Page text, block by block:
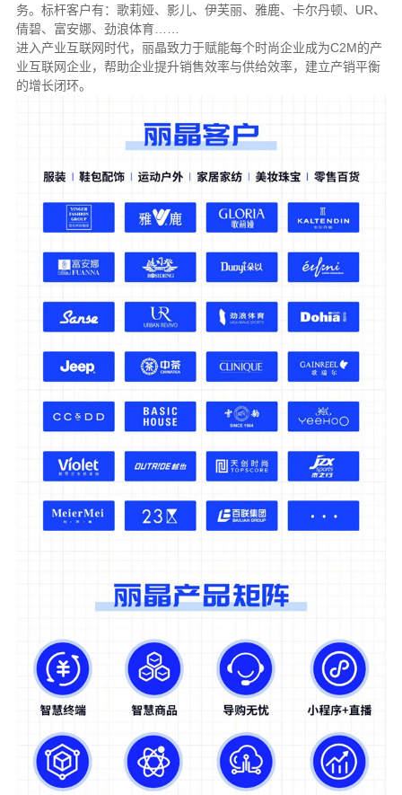
务。标杆客户有：歌莉娅、影儿、伊芙丽、雅鹿、卡尔丹顿、UR、
倩碧、富安娜、劲浪体育……
进入产业互联网时代，丽晶致力于赋能每个时尚企业成为C2M的产
业互联网企业，帮助企业提升销售效率与供给效率，建立产销平衡
的增长闭环。